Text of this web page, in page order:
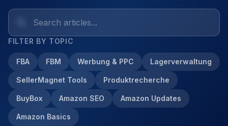
FILTER BY TOPIC
FBA FBM Werbung & PPC Lagerverwaltung
SellerMagnet Tools Produktrecherche
BuyBox Amazon SEO Amazon Updates
Amazon Basics